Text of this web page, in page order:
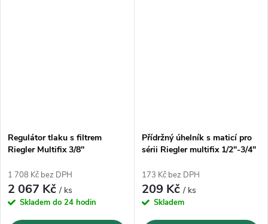
Regulátor tlaku s filtrem
Riegler Multifix 3/8"
1 708 Kč bez DPH
2 067 Kč/ ks
Skladem do 24 hodin
Přídržný úhelník s maticí pro
sérii Riegler multifix 1/2"-3/4"
173 Kč bez DPH
209 Kč/ ks
Skladem